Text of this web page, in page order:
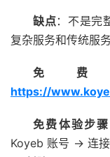
缺点：不是完
复杂服务和传统服
免
https://
免费体验步骤
Koyeb 账号 → 连